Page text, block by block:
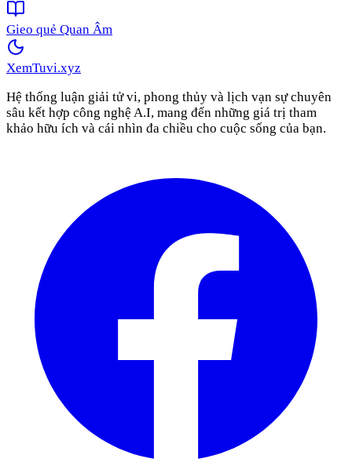
Gieo quẻ Quan Âm
XemTuvi.xyz
Hệ thống luận giải tử vi, phong thủy và lịch vạn sự chuyên
sâu kết hợp công nghệ A.I, mang đến những giá trị tham
khảo hữu ích và cái nhìn đa chiều cho cuộc sống của bạn.